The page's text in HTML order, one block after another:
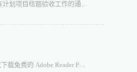
【苟妍/文/图】2023年3月8日下午，根据宁夏大学创新创业学院《关于开展2023年度大学生创新创业训练计划项目结题验收工作的通知》，农学院对2022年立项的大学生创新创业训练计划项目进行了结题验收。依据项目内容分为农学组、园艺组和动科组三组，共计99项，其中学校资助项目67项，学院资助项目32项。答辩前，张雪艳副院长向评委专家介绍结题验收原则，统一评审标准。各项目主持人分别从项目执行情况、团队成员分工合作、研究...
如果您无法在线浏览此 PDF 文件，则可以下载免费小巧的 福昕(Foxit) PDF 阅读器,安装后即可在线浏览 或下载免费的 Adobe Reader PDF 阅读器,安装后即可在线浏览 或下载此 PDF 文